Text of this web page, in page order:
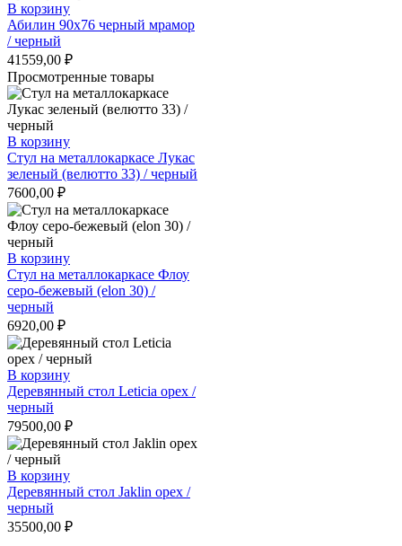
В корзину
Абилин 90х76 черный мрамор
/ черный
41559,00 ₽
Просмотренные товары
В корзину
Стул на металлокаркасе Лукас
зеленый (велютто 33) / черный
7600,00 ₽
В корзину
Стул на металлокаркасе Флоу
серо-бежевый (elon 30) /
черный
6920,00 ₽
В корзину
Деревянный стол Leticia орех /
черный
79500,00 ₽
В корзину
Деревянный стол Jaklin орех /
черный
35500,00 ₽